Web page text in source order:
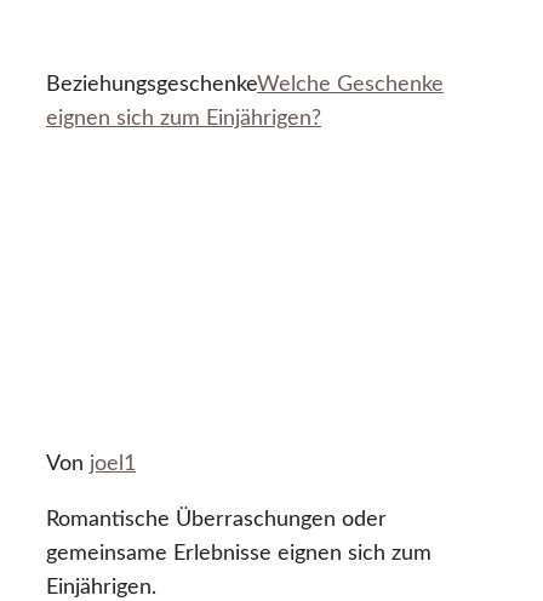
BeziehungsgeschenkeWelche Geschenke
eignen sich zum Einjährigen?
Von joel1
Romantische Überraschungen oder
gemeinsame Erlebnisse eignen sich zum
Einjährigen.